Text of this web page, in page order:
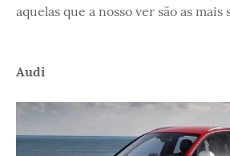
aquelas que a nosso ver são as
Audi